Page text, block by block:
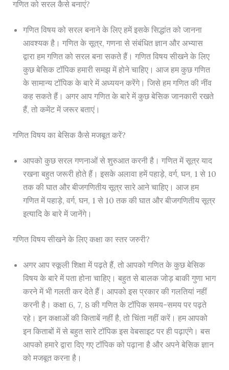
गणित को सरल कैसे बनाएं?
गणित विषय को सरल बनाने के लिए हमें इसके सिद्धांत को जानना
आवश्यक है। गणित के सूत्र, गणना से संबंधित ज्ञान और अभ्यास
द्वारा हम गणित को सरल बना सकते हैं। गणित विषय सीखने के लिए
कुछ बेसिक टॉपिक हमारी समझ में होने चाहिए। आज हम कुछ गणित
के सामान्य टॉपिक के बारे में अध्ययन करेंगे। जिसे हम गणित की नींव
कह सकते हैं। अगर आप गणित के बारे में कुछ बेसिक जानकारी रखते
हैं, तो कमेंट में जरूर बताएं।
गणित विषय का बेसिक कैसे मजबूत करें?
आपको कुछ सरल गणनाओं से शुरुआत करनी है। गणित में सूत्र याद
रखना बहुत जरूरी होते हैं। इसके अलावा हमें पहाड़े, वर्ग, घन, 1 से 10
तक की घात और बीजगणितीय सूत्र सारे आने चाहिए। आज हम
गणित में पहाड़े, वर्ग, घन, 1 से 10 तक की घात और बीजगणितीय सूत्र
इत्यादि के बारे में जानेंगे।
गणित विषय सीखने के लिए कक्षा का स्तर जरुरी?
अगर आप स्कूली शिक्षा में पढ़ते हैं, तो आपको गणित के कुछ बेसिक
विषय के बारे में पता होना चाहिए। बहुत से बालक जोड़ बाकी गुणा भाग
करने में भी गलती कर देते हैं। आपको इस प्रकार की गलतियां नहीं
करनी है। कक्षा 6, 7, 8 की गणित के टॉपिक समय-समय पर पढ़ते
रहे। इन कक्षाओं की किताबें नहीं है, तो चिंता नहीं करें। हम आपको
इन किताबों में से बहुत सारे टॉपिक इस वेबसाइट पर ही पढ़ाएंगे। बस
आपको हमारे द्वारा दिए गए टॉपिक को पढ़ाना है और अपने बेसिक ज्ञान
को मजबूत करना है।